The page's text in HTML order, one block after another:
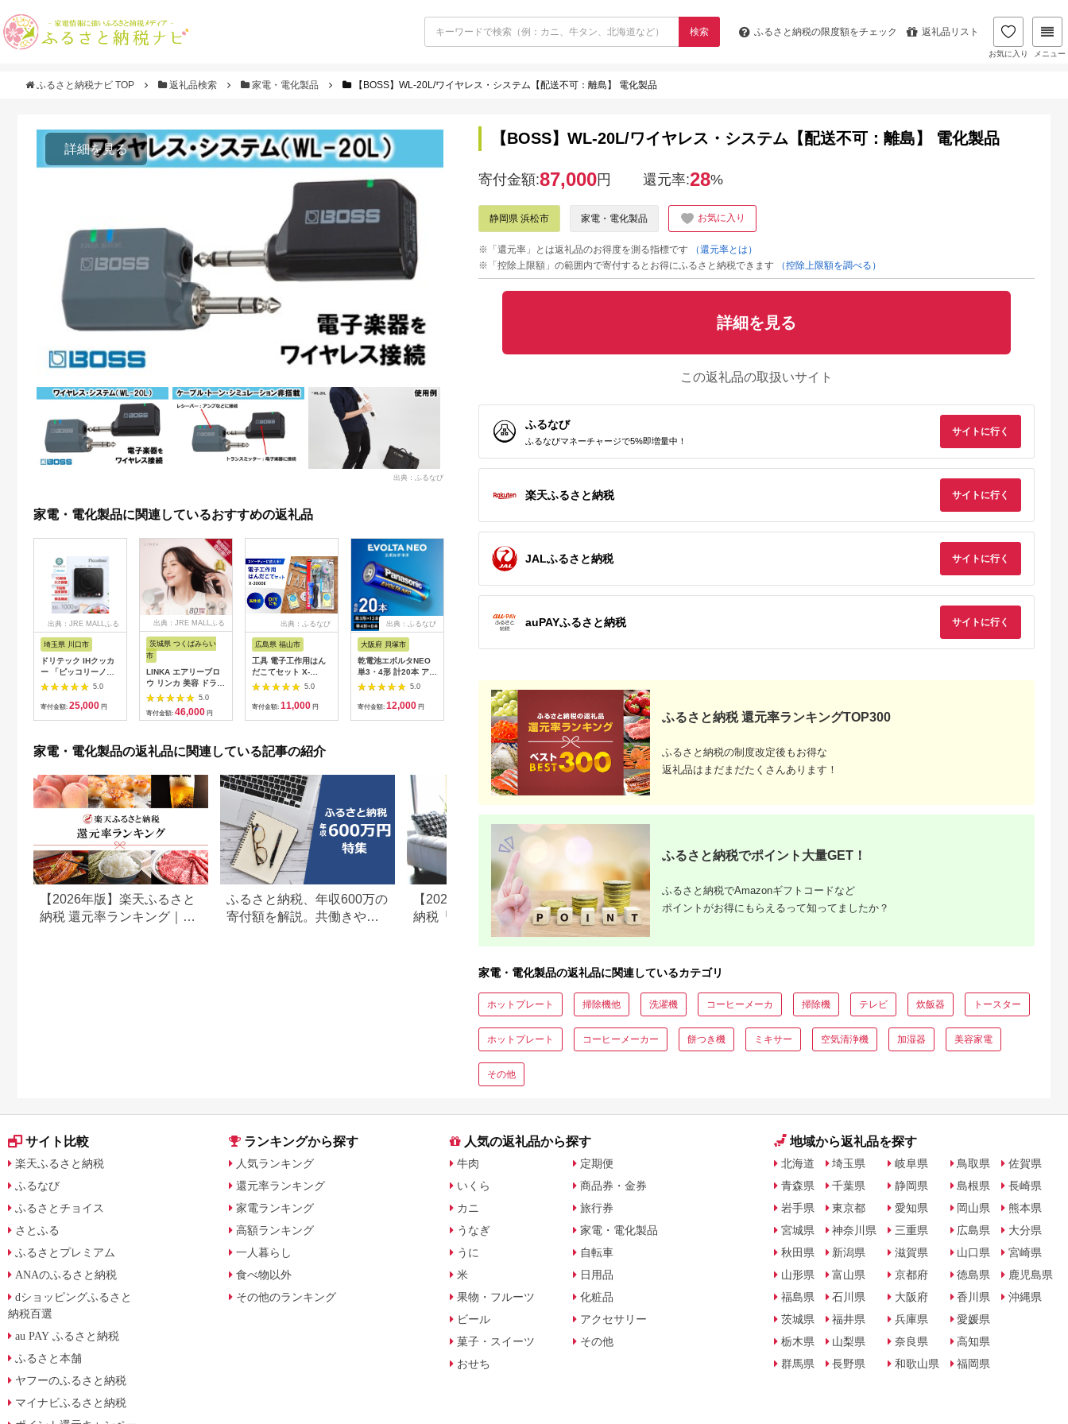
検索 ふるさと納税の限度額をチェック 返礼品リスト
お気に入り メニュー
ふるさと納税ナビ TOP 返礼品検索 家電・電化製品 【BOSS】WL-20L/ワイヤレス・システム【配送不可：離島】 電化製品
詳細を見る
出典：ふるなび
家電・電化製品に関連しているおすすめの返礼品
出典：JRE MALLふる
埼玉県 川口市
ドリテック IHクッカ
ー 「ピッコリーノ」
ブラック DI-
217BK【1642626】
5.0
寄付金額: 25,000 円
出典：JRE MALLふる
茨城県 つくばみらい
市
LINKA エアリーブロ
ウ リンカ 美容 ドライ
ヤー ヘアケア 髪 エス
テ ギフト ラッピング
贈呈品 プレゼント 母
5.0
寄付金額: 46,000 円
出典：ふるなび
広島県 福山市
工具 電子工作用はん
だこてセット X-
2000E[BAEG004]工
5.0
寄付金額: 11,000 円
出典：ふるなび
大阪府 貝塚市
乾電池エボルタNEO
単3・4形 計20本 アル
カリ乾電池 パナソニ
5.0
寄付金額: 12,000 円
出典：ふるなび
ピアノ
寄付金額:600,000
出典：ふるなび
14W出力 家電 高音質
低音 大音量 インテリ
円
Contemporary【ソニ
USB-C 1ポートUSB-
PSE適合製品 2年保証
ルアイリス【 神奈川
県 海老名市 】
出典：JRE MALLふる
EOS R7 ボディー キ
Delivery65W対応
家電・電化製品の返礼品に関連している記事の紹介
【2026年版】楽天ふるさと
納税 還元率ランキング｜高
ふるさと納税、年収600万の
寄付額を解説。共働きや子
【2026年最新版】ふるさと
納税「食べ物以外」返礼品
の還元率ランキング！
楽天ふるさと納税でこだわ
りの家電探し。おすすめラ
ンキングまとめ
【BOSS】WL-20L/ワイヤレス・システム【配送不可：離島】 電化製品
寄付金額:87,000円 還元率:28%
静岡県 浜松市 家電・電化製品 お気に入り
※「還元率」とは返礼品のお得度を測る指標です
（還元率とは）
※「控除上限額」の範囲内で寄付するとお得にふるさと納税できます
（控除上限額を調べる）
詳細を見る
この返礼品の取扱いサイト
ふるなび
ふるなびマネーチャージで5%即増量中！
サイトに行く
楽天ふるさと納税 サイトに行く
JALふるさと納税 サイトに行く
auPAYふるさと納税 サイトに行く
ふるさと納税 還元率ランキングTOP300
ふるさと納税の制度改定後もお得な
返礼品はまだまだたくさんあります！
ふるさと納税でポイント大量GET！
ふるさと納税でAmazonギフトコードなど
ポイントがお得にもらえるって知ってましたか？
家電・電化製品の返礼品に関連しているカテゴリ
ホットプレート 掃除機他 洗濯機 コーヒーメーカ 掃除機 テレビ 炊飯器 トースター
ホットプレート コーヒーメーカー 餅つき機 ミキサー 空気清浄機 加湿器 美容家電
その他
サイト比較
楽天ふるさと納税
ふるなび
ふるさとチョイス
さとふる
ふるさとプレミアム
ANAのふるさと納税
dショッピングふるさと
納税百選
au PAY ふるさと納税
ふるさと本舗
ヤフーのふるさと納税
マイナビふるさと納税
ランキングから探す
人気ランキング
還元率ランキング
家電ランキング
高額ランキング
一人暮らし
食べ物以外
その他のランキング
人気の返礼品から探す
牛肉
いくら
カニ
うなぎ
うに
米
果物・フルーツ
ビール
菓子・スイーツ
おせち
定期便
商品券・金券
旅行券
家電・電化製品
自転車
日用品
化粧品
アクセサリー
その他
地域から返礼品を探す
北海道
青森県
岩手県
宮城県
秋田県
山形県
福島県
茨城県
栃木県
群馬県
埼玉県
千葉県
東京都
神奈川県
新潟県
富山県
石川県
福井県
山梨県
長野県
岐阜県
静岡県
愛知県
三重県
滋賀県
京都府
大阪府
兵庫県
奈良県
和歌山県
鳥取県
島根県
岡山県
広島県
山口県
徳島県
香川県
愛媛県
高知県
福岡県
佐賀県
長崎県
熊本県
大分県
宮崎県
鹿児島県
沖縄県